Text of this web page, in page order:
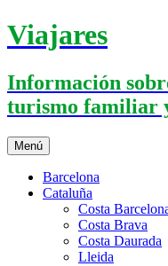
Saltar
al
Viajares
Información
turismo familiar
Menú
Barcelona
Cataluña
Costa
Costa Brava
Costa Daurada
Lleida